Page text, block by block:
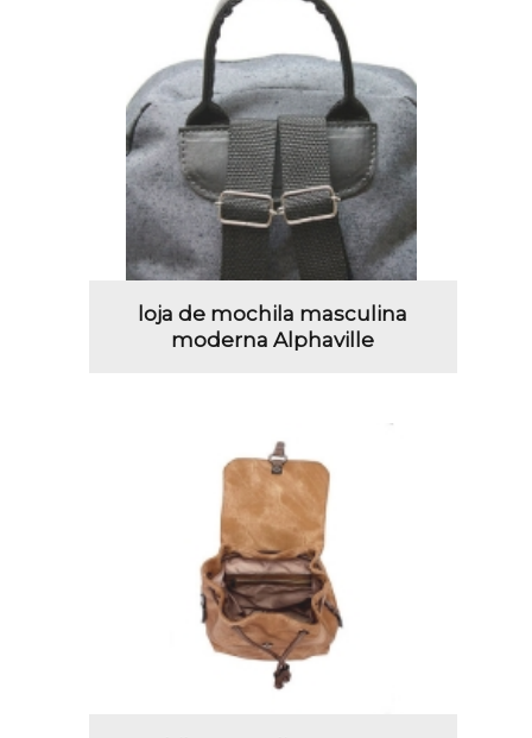
loja de mochila masculina
moderna Alphaville